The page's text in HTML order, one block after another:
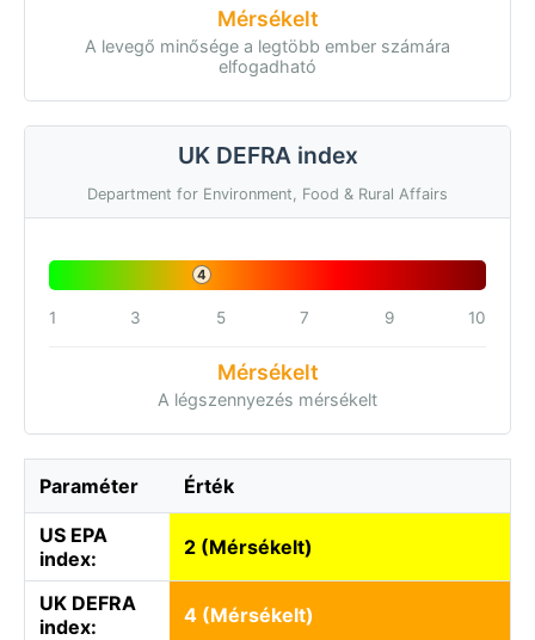
Mérsékelt
A levegő minősége a legtöbb ember számára
elfogadható
UK DEFRA index
Department for Environment, Food & Rural Affairs
4
1 3 5 7 9 10
Mérsékelt
A légszennyezés mérsékelt
Paraméter Érték
US EPA
index:
2 (Mérsékelt)
UK DEFRA
index:
4 (Mérsékelt)